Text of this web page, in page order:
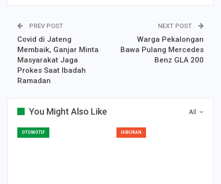
PREV POST
Covid di Jateng
Membaik, Ganjar Minta
Masyarakat Jaga
Prokes Saat Ibadah
Ramadan
NEXT POST
Warga Pekalongan
Bawa Pulang Mercedes
Benz GLA 200
All
You Might Also Like
OTOMOTIF HIBURAN